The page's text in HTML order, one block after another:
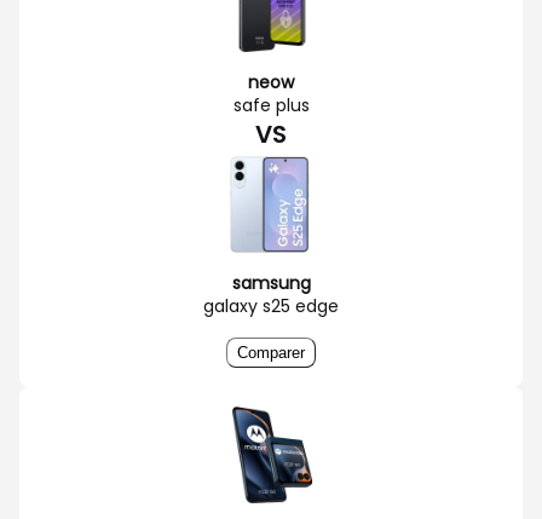
neow
safe plus
VS
samsung
galaxy s25 edge
Comparer